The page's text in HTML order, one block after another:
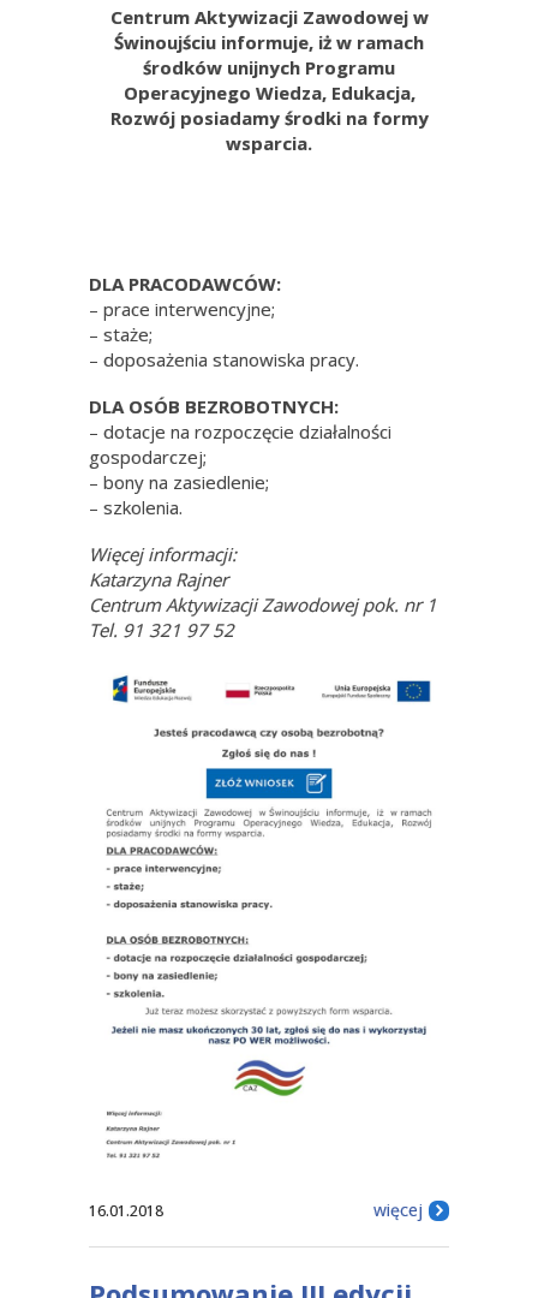
Centrum Aktywizacji Zawodowej w
Świnoujściu informuje, iż w ramach
środków unijnych Programu
Operacyjnego Wiedza, Edukacja,
Rozwój posiadamy środki na formy
wsparcia.
DLA PRACODAWCÓW:
– prace interwencyjne;
– staże;
– doposażenia stanowiska pracy.
DLA OSÓB BEZROBOTNYCH:
– dotacje na rozpoczęcie działalności
gospodarczej;
– bony na zasiedlenie;
– szkolenia.
Więcej informacji:
Katarzyna Rajner
Centrum Aktywizacji Zawodowej pok. nr 1
Tel. 91 321 97 52
16.01.2018 więcej